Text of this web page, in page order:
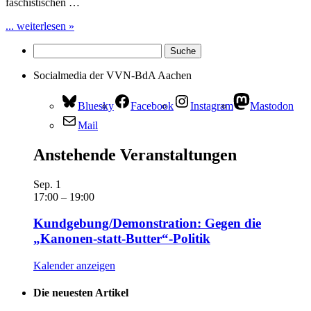
faschistischen …
... weiterlesen »
Socialmedia der VVN-BdA Aachen
Bluesky Facebook Instagram
Mastodon
Mail
Anstehende Veranstaltungen
Sep. 1
17:00 – 19:00
Kundgebung/Demonstration: Gegen die
„Kanonen-statt-Butter“-Politik
Kalender anzeigen
Die neuesten Artikel